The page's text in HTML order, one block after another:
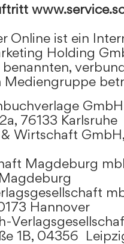
Online ist ein
Holding
Mediengruppe
GmbH
76133 Karlsruhe
Wirtschaft
Magdeburg
Hannover
1B, 04356